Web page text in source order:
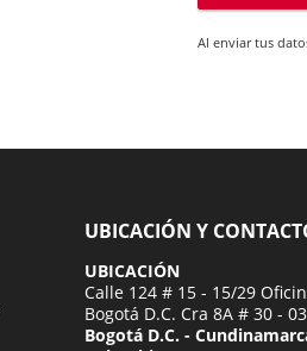
Al enviar tus
UBICACIÓN Y
UBICACIÓN
Calle 124 # 15 - 15/29
Bogotá D.C. Cra 8A # 30 -
Bogotá D.C. -